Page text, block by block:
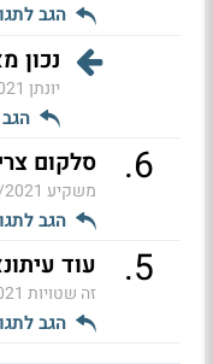
הגב
נכון
יונתן
6
. סלקום
משקיע 10:42
הגב
5
. עוד
זה שטויות
הגב